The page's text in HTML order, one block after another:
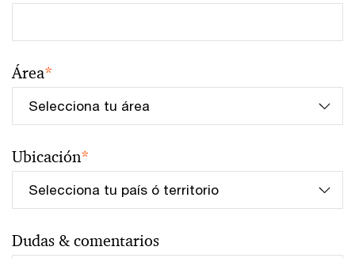
Área*
Ubicación*
Dudas & comentarios